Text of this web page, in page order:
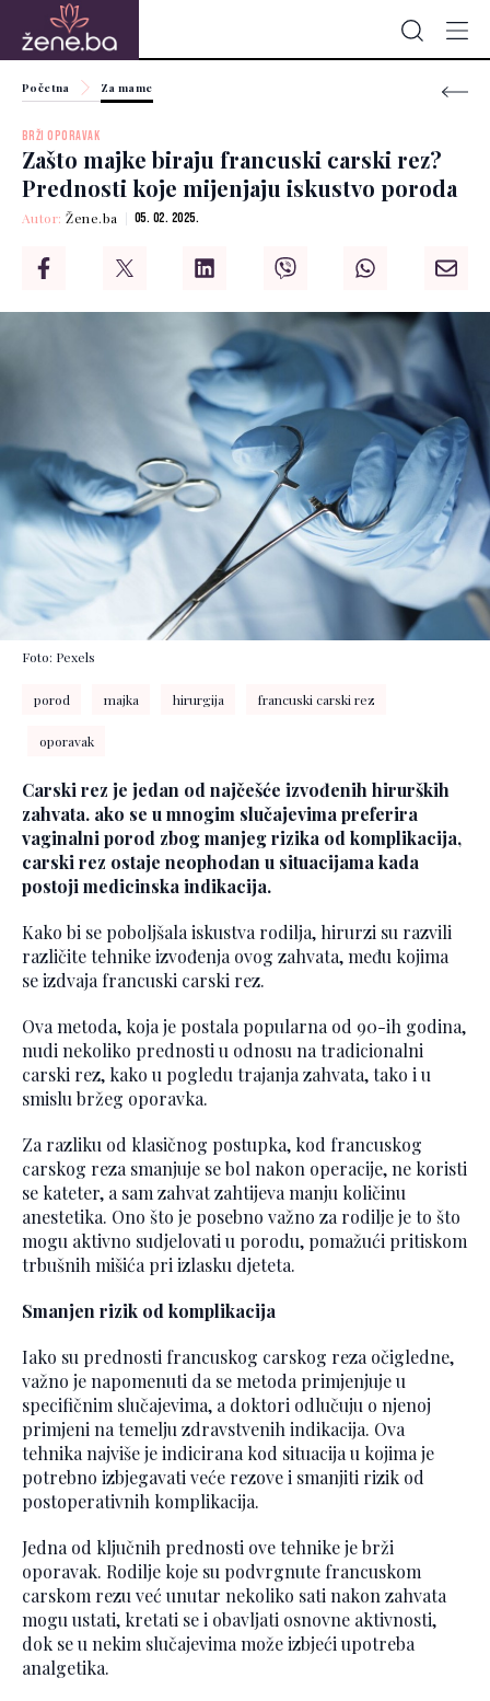
Početna Za mame
BRŽI OPORAVAK
Zašto majke biraju francuski carski rez?
Prednosti koje mijenjaju iskustvo poroda
Autor:Žene.ba 05. 02. 2025.
Foto: Pexels
porod majka hirurgija francuski carski rez
oporavak
Carski rez je jedan od najčešće izvođenih hirurških
zahvata. ako se u mnogim slučajevima preferira
vaginalni porod zbog manjeg rizika od komplikacija,
carski rez ostaje neophodan u situacijama kada
postoji medicinska indikacija.
Kako bi se poboljšala iskustva rodilja, hirurzi su razvili
različite tehnike izvođenja ovog zahvata, među kojima
se izdvaja francuski carski rez.
Ova metoda, koja je postala popularna od 90-ih godina,
nudi nekoliko prednosti u odnosu na tradicionalni
carski rez, kako u pogledu trajanja zahvata, tako i u
smislu bržeg oporavka.
Za razliku od klasičnog postupka, kod francuskog
carskog reza smanjuje se bol nakon operacije, ne koristi
se kateter, a sam zahvat zahtijeva manju količinu
anestetika. Ono što je posebno važno za rodilje je to što
mogu aktivno sudjelovati u porodu, pomažući pritiskom
trbušnih mišića pri izlasku djeteta.
Smanjen rizik od komplikacija
Iako su prednosti francuskog carskog reza očigledne,
važno je napomenuti da se metoda primjenjuje u
specifičnim slučajevima, a doktori odlučuju o njenoj
primjeni na temelju zdravstvenih indikacija. Ova
tehnika najviše je indicirana kod situacija u kojima je
potrebno izbjegavati veće rezove i smanjiti rizik od
postoperativnih komplikacija.
Jedna od ključnih prednosti ove tehnike je brži
oporavak. Rodilje koje su podvrgnute francuskom
carskom rezu već unutar nekoliko sati nakon zahvata
mogu ustati, kretati se i obavljati osnovne aktivnosti,
dok se u nekim slučajevima može izbjeći upotreba
analgetika.